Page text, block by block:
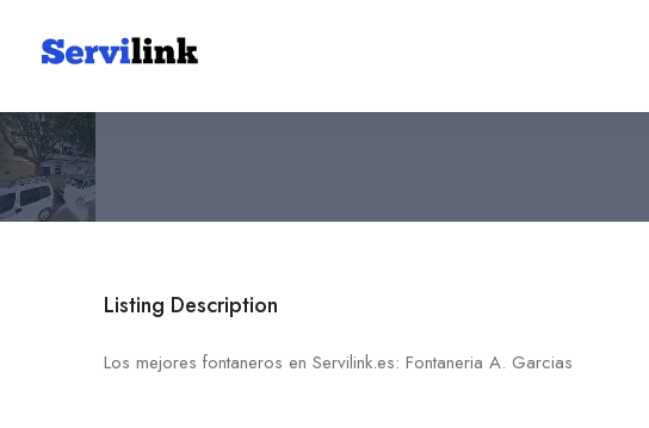
Fontaneria A. Garcias
Listing Description
Los mejores fontaneros en Servilink.es: Fontaneria A. Garcias